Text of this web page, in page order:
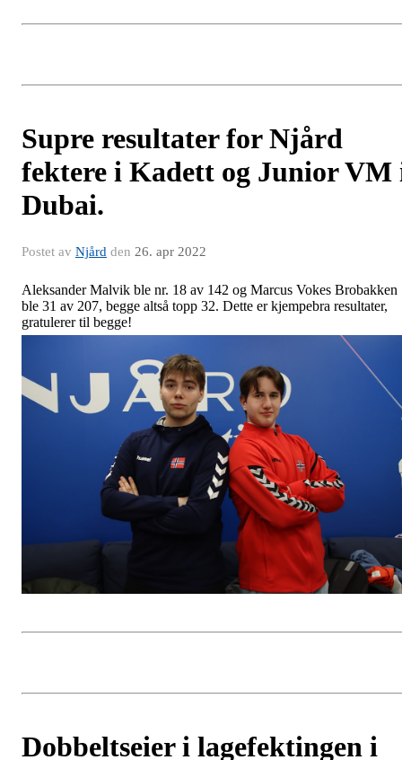
Supre resultater for Njård
fektere i Kadett og Junior VM
Dubai.
Postet av Njård den 26. apr 2022
Aleksander Malvik ble nr. 18 av 142 og Marcus Vokes Brobakken
ble 31 av 207, begge altså topp 32. Dette er kjempebra resultater,
gratulerer til begge!
Dobbeltseier i lagefektingen i